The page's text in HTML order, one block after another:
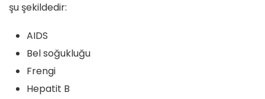
şu şekildedir:
AIDS
Bel soğukluğu
Frengi
Hepatit B